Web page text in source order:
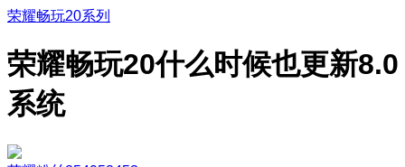
荣耀畅玩20系列
荣耀畅玩20什么时候也更新8.0
系统